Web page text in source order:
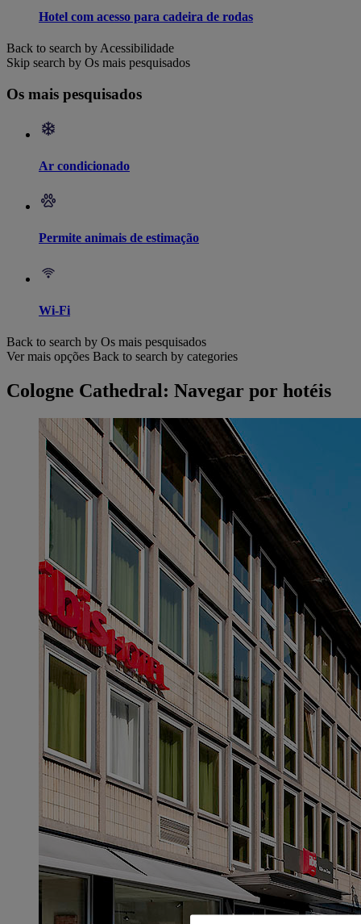
Hotel com acesso para cadeira de rodas
Back to search by Acessibilidade
Skip search by Os mais pesquisados
Os mais pesquisados
Ar condicionado
Permite animais de estimação
Wi-Fi
Back to search by Os mais pesquisados
Ver mais opções Back to search by categories
Cologne Cathedral: Navegar por hotéis